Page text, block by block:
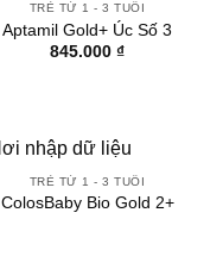
TRẺ TỪ 1 - 3 TUỔI
Aptamil Gold+ Úc Số 3
845.000 ₫
TRẺ TỪ 1 - 3 TUỔI
ColosBaby Bio Gold 2+